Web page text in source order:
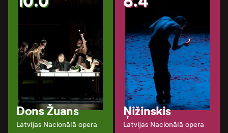
Dons Žuans
Latvijas Nacionālā opera
Ņižinskis
Latvijas Nacionālā opera